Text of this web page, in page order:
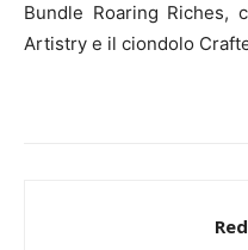
Bundle Roaring Riches,
Artistry e il ciondolo